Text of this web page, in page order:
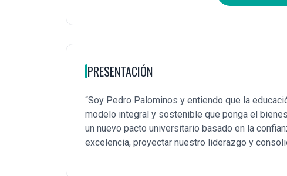
PRESENTACIÓN
“Soy Pedro Palominos y entiendo que la
modelo integral y sostenible que ponga el
un nuevo pacto universitario basado en la
excelencia, proyectar nuestro liderazgo y